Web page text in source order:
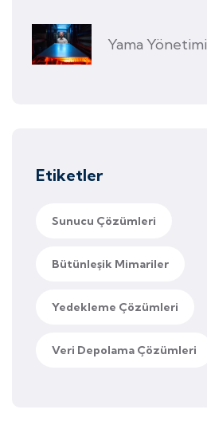
Yama Yönetimi
Etiketler
Sunucu Çözümleri
Bütünleşik Mimariler
Yedekleme Çözümleri
Veri Depolama Çözümleri